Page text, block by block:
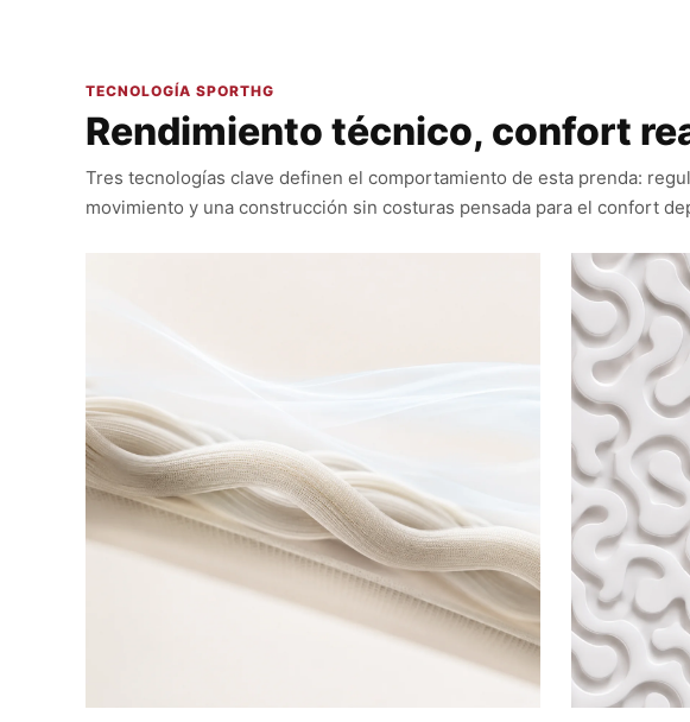
TECNOLOGÍA SPORTHG
Rendimiento técnico, confort
Tres tecnologías clave definen el comportamiento de esta prenda:
movimiento y una construcción sin costuras pensada para el confort